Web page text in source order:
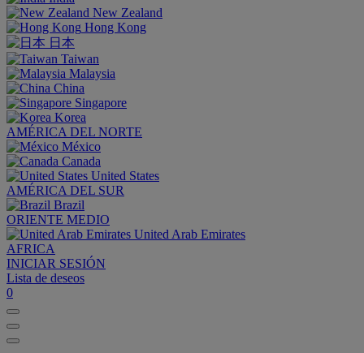
New Zealand
Hong Kong
日本
Taiwan
Malaysia
China
Singapore
Korea
AMÉRICA DEL NORTE
México
Canada
United States
AMÉRICA DEL SUR
Brazil
ORIENTE MEDIO
United Arab Emirates
AFRICA
INICIAR SESIÓN
Lista de deseos
0